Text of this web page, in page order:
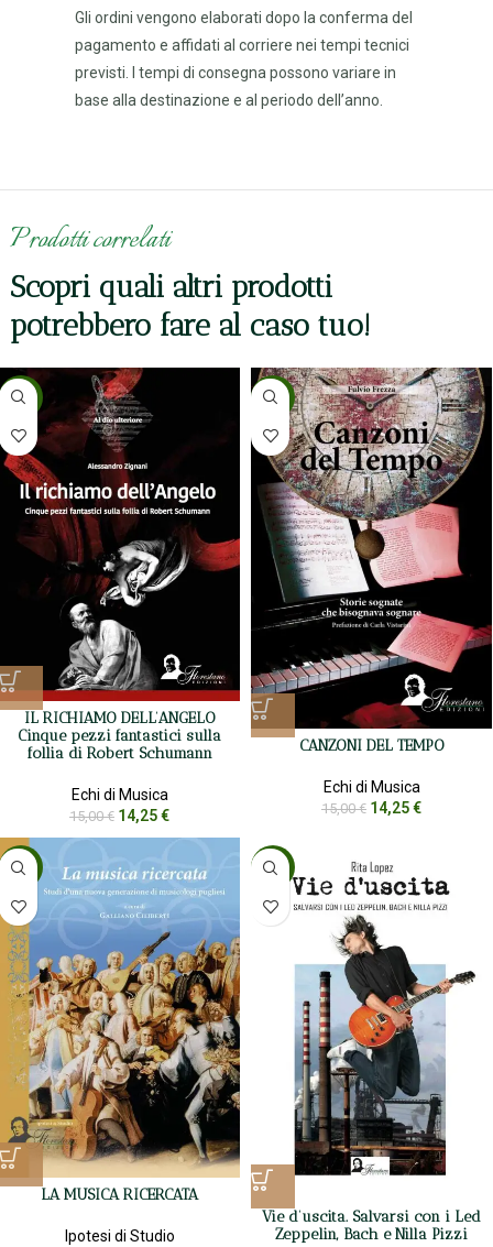
Gli ordini vengono elaborati dopo la conferma del
pagamento e affidati al corriere nei tempi tecnici
previsti. I tempi di consegna possono variare in
base alla destinazione e al periodo dell’anno.
Prodotti correlati
Scopri quali altri prodotti
potrebbero fare al caso tuo!
-5%
IL RICHIAMO DELL’ANGELO
Cinque pezzi fantastici sulla
follia di Robert Schumann
Echi di Musica
15,00€ 14,25€
-5%
CANZONI DEL TEMPO
Echi di Musica
15,00€ 14,25€
-5%
LA MUSICA RICERCATA
Ipotesi di Studio
-5%
Vie d’uscita. Salvarsi con i Led
Zeppelin, Bach e Nilla Pizzi